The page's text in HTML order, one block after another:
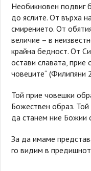
Необикновен подвиг
до яслите. От върха
смирението. От
величие – в
крайна бедност. От
остави славата, прие
човеците“ (Филипяни
Той прие човешки
Божествен образ.
да станем ние Божии
За да имаме
го видим в